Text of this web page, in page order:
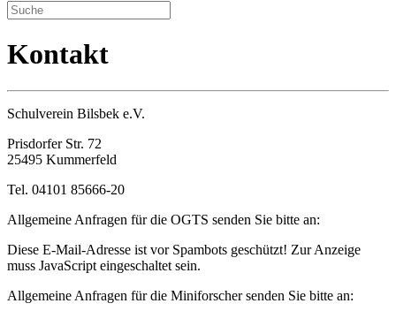
Kontakt
Schulverein Bilsbek e.V.
Prisdorfer Str. 72
25495 Kummerfeld
Tel. 04101 85666-20
Allgemeine Anfragen für die OGTS senden Sie bitte an:
Diese E-Mail-Adresse ist vor Spambots geschützt! Zur Anzeige
muss JavaScript eingeschaltet sein.
Allgemeine Anfragen für die Miniforscher senden Sie bitte an: